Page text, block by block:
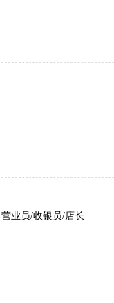
业员/收银员/店长